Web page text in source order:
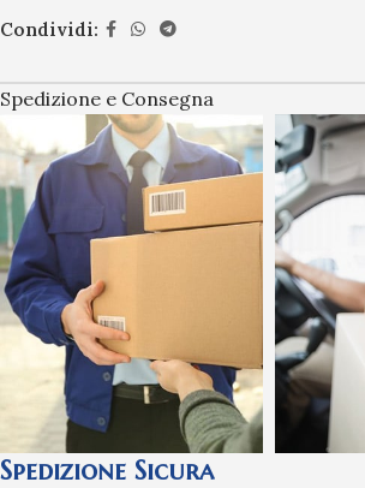
Condividi:
Spedizione e Consegna
Spedizione Sicura